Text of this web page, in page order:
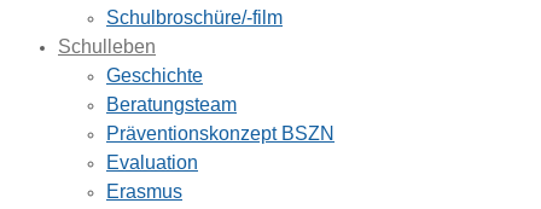
Schulbroschüre/-film
Schulleben
Geschichte
Beratungsteam
Präventionskonzept BSZN
Evaluation
Erasmus